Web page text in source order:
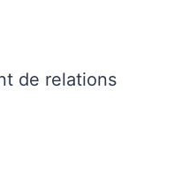
de relations